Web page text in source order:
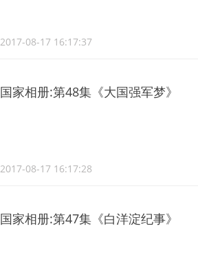
2017-08-17 16:17:37
国家相册:第48集《大国强军梦》
2017-08-17 16:17:28
国家相册:第47集《白洋淀纪事》